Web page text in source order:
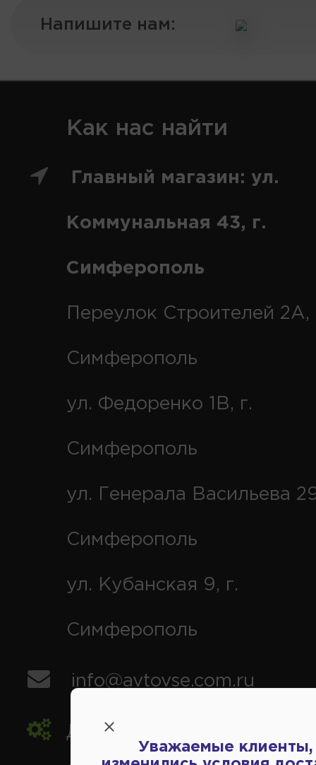
Напишите нам:
Как нас найти
Главный магазин: ул.
Коммунальная 43, г.
Симферополь
Переулок Строителей 2А,
Симферополь
ул. Федоренко 1В, г.
Симферополь
ул. Генерала Васильева
Симферополь
ул. Кубанская 9, г.
Симферополь
info@avtovse.com.ru
Доставка автозапчастей
Уважаемые клиенты,